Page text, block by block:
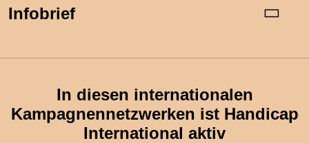
Infobrief
In diesen internationalen
Kampagnennetzwerken ist Handicap
International aktiv